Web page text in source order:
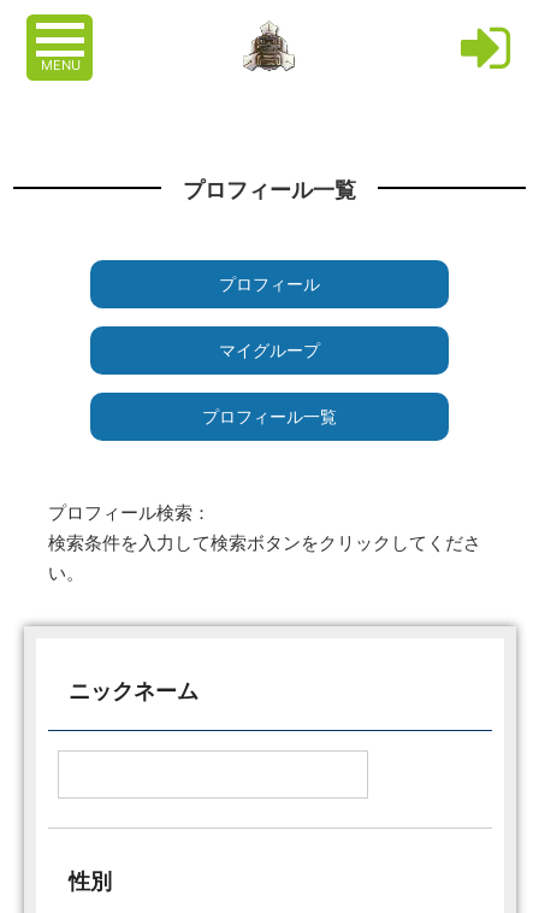
MENU
プロフィール一覧
プロフィール
マイグループ
プロフィール一覧
プロフィール検索：
検索条件を入力して検索ボタンをクリックしてくださ
い。
ニックネーム
性別